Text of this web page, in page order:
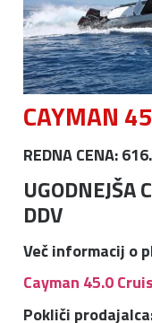
CAYMAN
REDNA CENA:
UGODNEJŠA
DDV
Več informacij o
Cayman 45.0
Pokliči